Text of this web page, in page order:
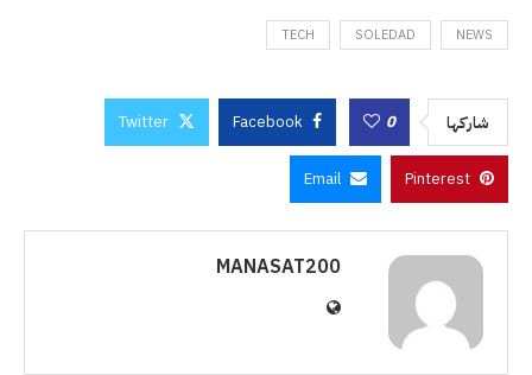
NEWS
SOLEDAD
TECH
شاركها 0
Facebook
Twitter
Pinterest
Email
MANASAT200